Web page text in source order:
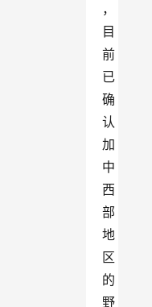
，
目
前
已
确
认
加
中
西
部
地
区
的
野